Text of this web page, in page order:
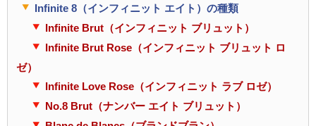
Infinite 8（インフィニット エイト）の種類
Infinite Brut（インフィニット ブリュット）
Infinite Brut Rose（インフィニット ブリュット ロ
ゼ）
Infinite Love Rose（インフィニット ラブ ロゼ）
No.8 Brut（ナンバー エイト ブリュット）